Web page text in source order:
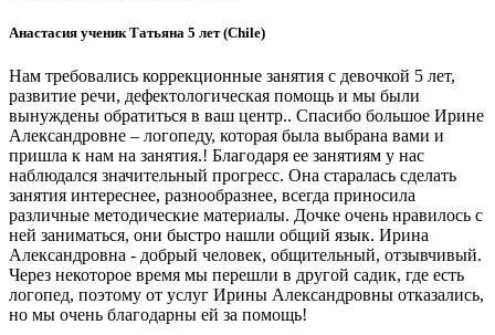
Анастасия ученик Татьяна 5 лет (Chile)
Нам требовались коррекционные занятия с девочкой 5 лет,
развитие речи, дефектологическая помощь и мы были
вынуждены обратиться в ваш центр.. Спасибо большое Ирине
Александровне – логопеду, которая была выбрана вами и
пришла к нам на занятия.! Благодаря ее занятиям у нас
наблюдался значительный прогресс. Она старалась сделать
занятия интереснее, разнообразнее, всегда приносила
различные методические материалы. Дочке очень нравилось с
ней заниматься, они быстро нашли общий язык. Ирина
Александровна - добрый человек, общительный, отзывчивый.
Через некоторое время мы перешли в другой садик, где есть
логопед, поэтому от услуг Ирины Александровны отказались,
но мы очень благодарны ей за помощь!